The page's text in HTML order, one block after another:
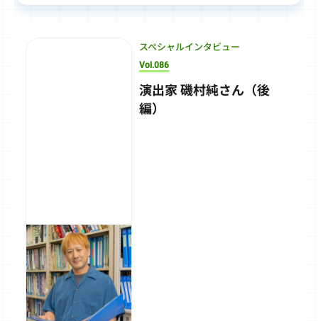
スペシャルインタビュー
Vol.086
演出家 磯村純さん（後
編）